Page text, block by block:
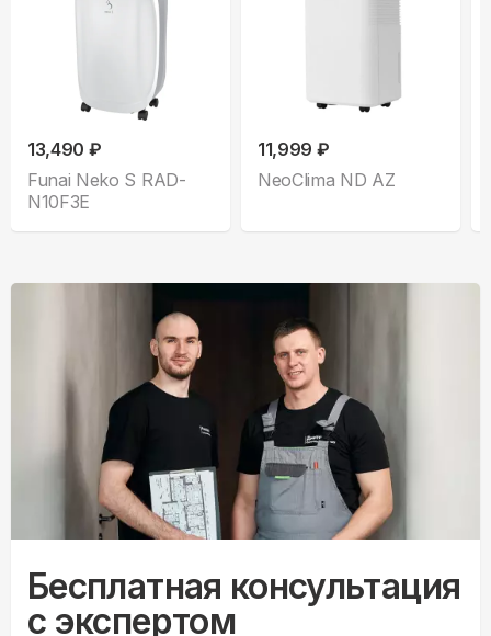
13,490 ₽
Funai Neko S RAD-
N10F3E
11,999 ₽
NeoClima ND AZ
Бесплатная консультация
с экспертом